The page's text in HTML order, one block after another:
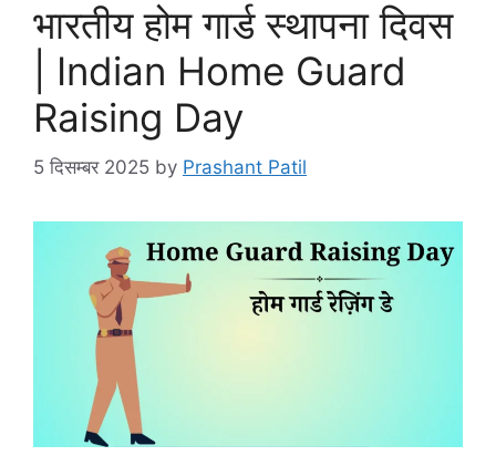
भारतीय होम गार्ड स्थापना दिवस
| Indian Home Guard
Raising Day
5 दिसम्बर 2025 by Prashant Patil